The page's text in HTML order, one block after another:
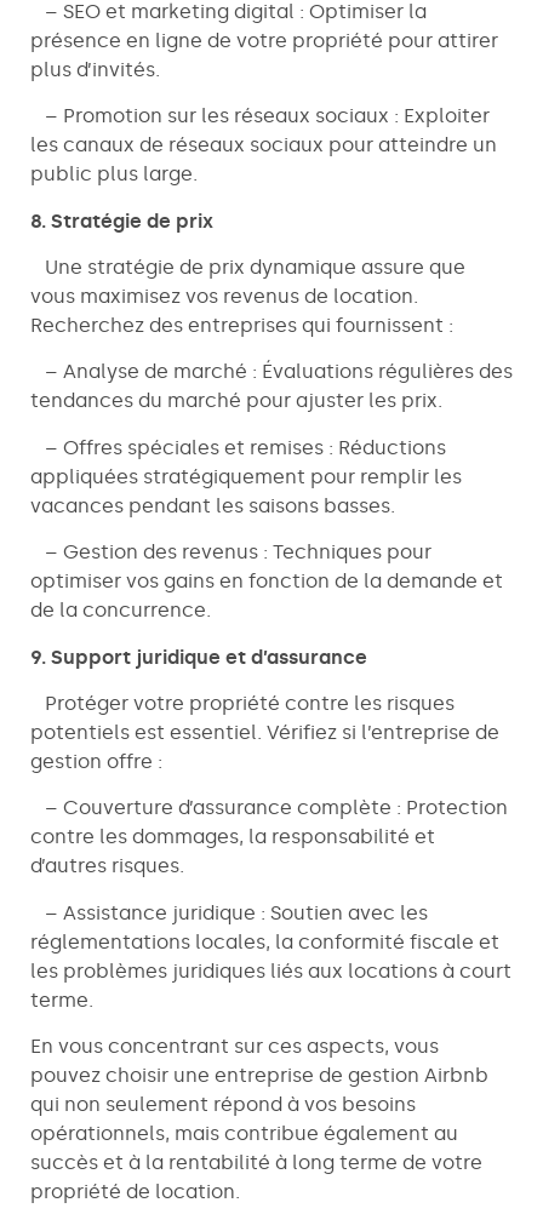
– SEO et marketing digital : Optimiser la
présence en ligne de votre propriété pour attirer
plus d’invités.
– Promotion sur les réseaux sociaux : Exploiter
les canaux de réseaux sociaux pour atteindre un
public plus large.
8. Stratégie de prix
Une stratégie de prix dynamique assure que
vous maximisez vos revenus de location.
Recherchez des entreprises qui fournissent :
– Analyse de marché : Évaluations régulières des
tendances du marché pour ajuster les prix.
– Offres spéciales et remises : Réductions
appliquées stratégiquement pour remplir les
vacances pendant les saisons basses.
– Gestion des revenus : Techniques pour
optimiser vos gains en fonction de la demande et
de la concurrence.
9. Support juridique et d’assurance
Protéger votre propriété contre les risques
potentiels est essentiel. Vérifiez si l’entreprise de
gestion offre :
– Couverture d’assurance complète : Protection
contre les dommages, la responsabilité et
d’autres risques.
– Assistance juridique : Soutien avec les
réglementations locales, la conformité fiscale et
les problèmes juridiques liés aux locations à court
terme.
En vous concentrant sur ces aspects, vous
pouvez choisir une entreprise de gestion Airbnb
qui non seulement répond à vos besoins
opérationnels, mais contribue également au
succès et à la rentabilité à long terme de votre
propriété de location.